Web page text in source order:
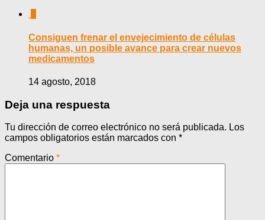
Consiguen frenar el envejecimiento de células
humanas, un posible avance para crear nuevos
medicamentos
14 agosto, 2018
Deja una respuesta
Tu dirección de correo electrónico no será publicada. Los
campos obligatorios están marcados con *
Comentario *